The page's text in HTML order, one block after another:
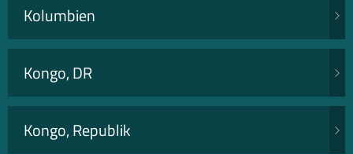
Kolumbien
Kongo, DR
Kongo, Republik